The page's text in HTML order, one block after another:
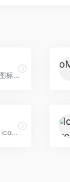
PNG、ICO、ICNS格式图标搜索、图标下载服务
634,000+ Free vector icons in SVG, PSD, PNG, EPS format or as ICON FONT.